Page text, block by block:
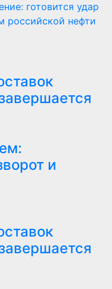
готовится удар
российской нефти
и